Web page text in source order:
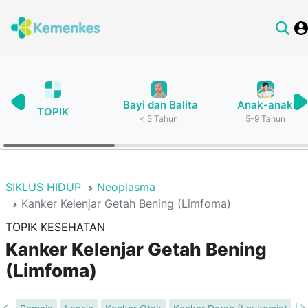
TOPIK
Bayi dan Balita
< 5 Tahun
Anak-anak
5-9 Tahun
SIKLUS HIDUP
Neoplasma
Kanker Kelenjar Getah Bening (Limfoma)
TOPIK KESEHATAN
Kanker Kelenjar Getah Bening
(Limfoma)